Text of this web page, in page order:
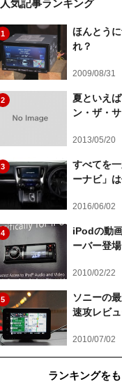
人気記事ランキング
1
ほんとう
れ？
2009/08/31
2
夏といえ
ン・ザ・
2013/05/20
3
すべてを
ーナビ」
2016/06/02
4
iPodの動
ーバー登場
2010/02/22
5
ソニーの
速攻レビ
2010/07/02
ランキングを